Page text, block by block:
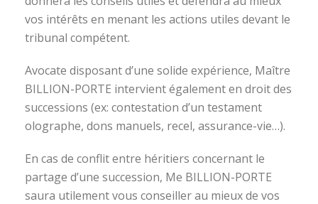
vos intérêts en menant les actions utiles devant le
tribunal compétent.
Avocate disposant d’une solide expérience, Maître
BILLION-PORTE intervient également en droit des
successions (ex: contestation d’un testament
olographe, dons manuels, recel, assurance-vie…).
En cas de conflit entre héritiers concernant le
partage d’une succession, Me BILLION-PORTE
saura utilement vous conseiller au mieux de vos